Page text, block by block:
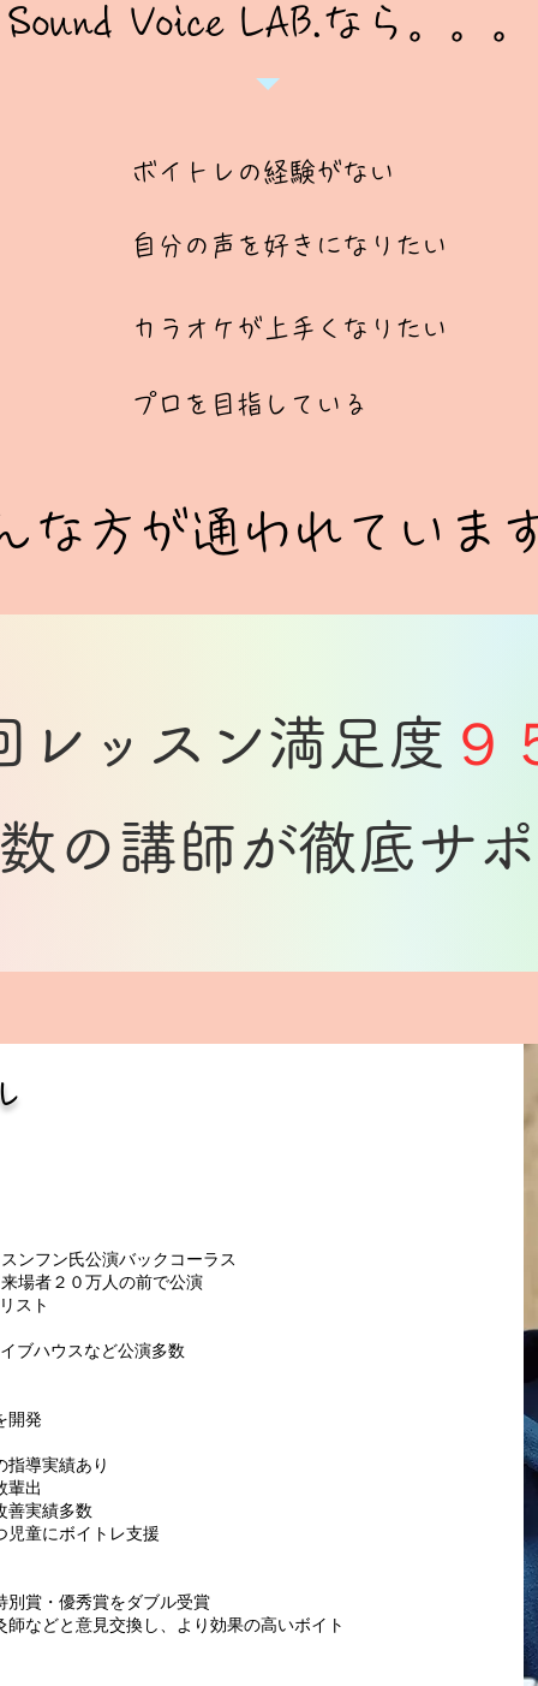
​Sound Voice LAB.なら。。。
​ボイトレの経験がない
​自分の声を好きになりたい
​カラオケが上手くなりたい
​プロを目指している
な方が通われていま
レッスン満足度 ９
の講師が徹底サ
ンフン氏公演バックコーラス
場者２０万人の前で公演
スト
ブハウスなど公演多数
開発
導実績あり
輩出
善実績多数
児童にボイトレ支援
賞・優秀賞をダブル受賞
などと意見交換し、より効果の高いボイト